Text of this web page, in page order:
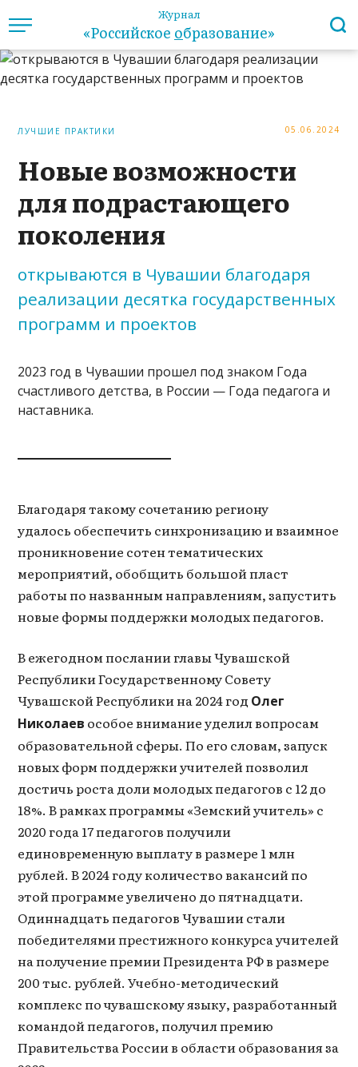
Журнал
«Российское образование»
ЛУЧШИЕ ПРАКТИКИ 05.06.2024
Новые возможности
для подрастающего
поколения
открываются в Чувашии благодаря
реализации десятка государственных
программ и проектов
2023 год в Чувашии прошел под знаком Года
счастливого детства, в России — Года педагога и
наставника.
Благодаря такому сочетанию региону
удалось обеспечить синхронизацию и взаимное
проникновение сотен тематических
мероприятий, обобщить большой пласт
работы по названным направлениям, запустить
новые формы поддержки молодых педагогов.
В ежегодном послании главы Чувашской
Республики Государственному Совету
Чувашской Республики на 2024 год Олег
Николаев особое внимание уделил вопросам
образовательной сферы. По его словам, запуск
новых форм поддержки учителей позволил
достичь роста доли молодых педагогов с 12 до
18%. В рамках программы «Земский учитель» с
2020 года 17 педагогов получили
единовременную выплату в размере 1 млн
рублей. В 2024 году количество вакансий по
этой программе увеличено до пятнадцати.
Одиннадцать педагогов Чувашии стали
победителями престижного конкурса учителей
на получение премии Президента РФ в размере
200 тыс. рублей. Учебно-методический
комплекс по чувашскому языку, разработанный
командой педагогов, получил премию
Правительства России в области образования за